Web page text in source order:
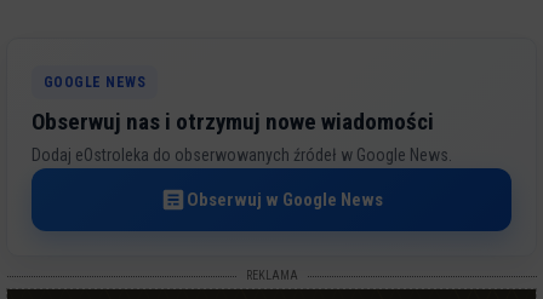
GOOGLE NEWS
Obserwuj nas i otrzymuj nowe wiadomości
Dodaj eOstroleka do obserwowanych źródeł w Google News.
Obserwuj w Google News
REKLAMA